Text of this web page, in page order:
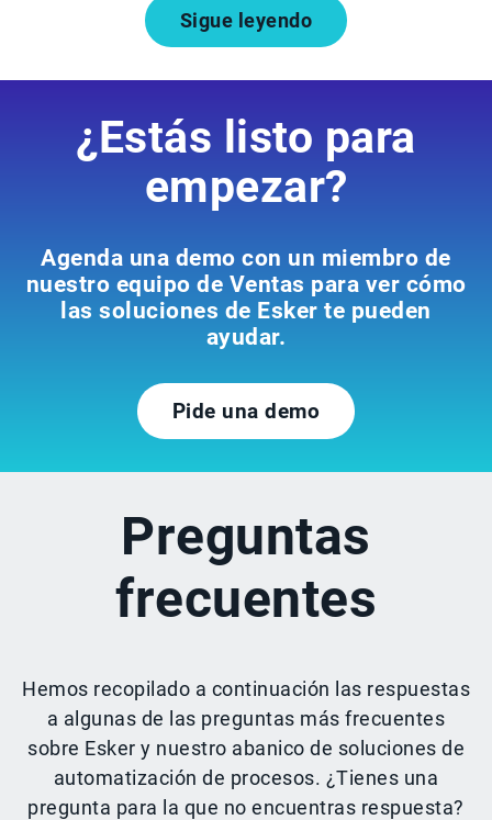
Sigue leyendo
¿Estás listo para
empezar?
Agenda una demo con un miembro de
nuestro equipo de Ventas para ver cómo
las soluciones de Esker te pueden
ayudar.
Pide una demo
Preguntas
frecuentes
Hemos recopilado a continuación las respuestas
a algunas de las preguntas más frecuentes
sobre Esker y nuestro abanico de soluciones de
automatización de procesos. ¿Tienes una
pregunta para la que no encuentras respuesta?